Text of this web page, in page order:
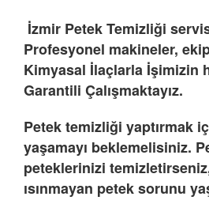
İzmir Petek Temizliği
Profesyonel makineler,
Kimyasal İlaçlarla İşimizin
Garantili Çalışmaktayız.
Petek temizliği yaptırmak
yaşamayı beklemelisiniz.
peteklerinizi
ısınmayan petek sorunu